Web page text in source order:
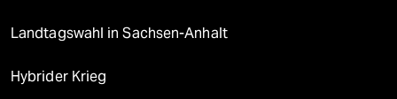
Landtagswahl in Sachsen-Anhalt
Hybrider Krieg